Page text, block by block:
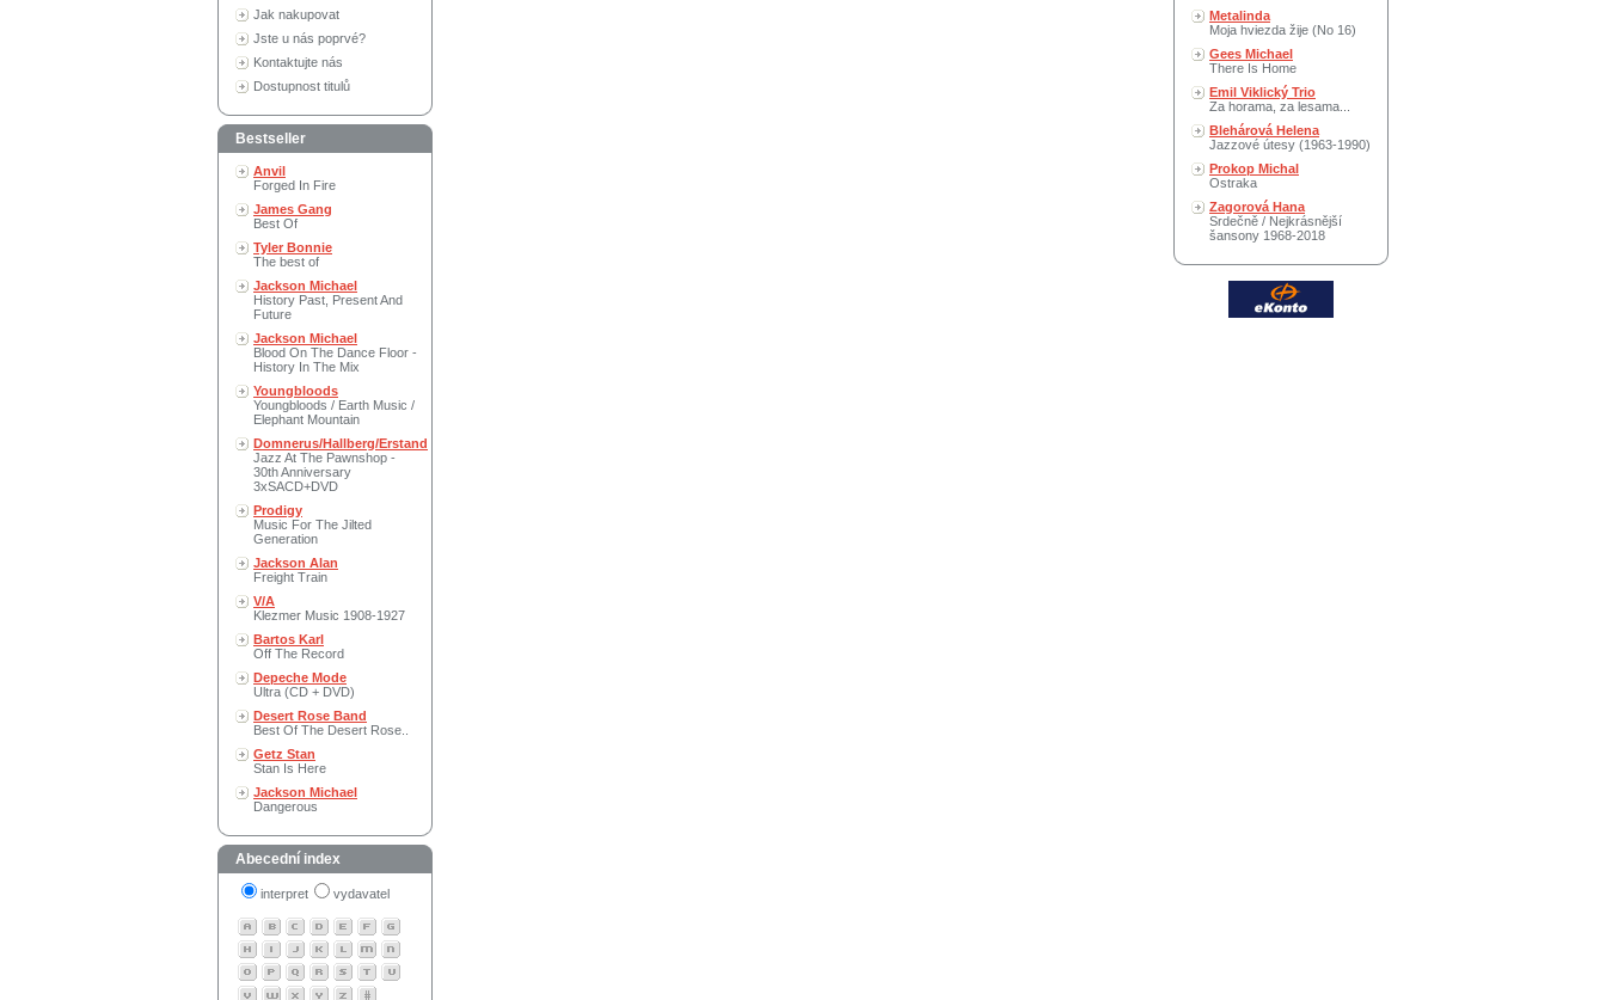
Jak nakupovat
Jste u nás poprvé?
Kontaktujte nás
Dostupnost titulů
Bestseller
Anvil
Forged In Fire
James Gang
Best Of
Tyler Bonnie
The best of
Jackson Michael
History Past, Present And
Future
Jackson Michael
Blood On The Dance Floor -
History In The Mix
Youngbloods
Youngbloods / Earth Music /
Elephant Mountain
Domnerus/Hallberg/Erstand
Jazz At The Pawnshop -
30th Anniversary
3xSACD+DVD
Prodigy
Music For The Jilted
Generation
Jackson Alan
Freight Train
V/A
Klezmer Music 1908-1927
Bartos Karl
Off The Record
Depeche Mode
Ultra (CD + DVD)
Desert Rose Band
Best Of The Desert Rose..
Getz Stan
Stan Is Here
Jackson Michael
Dangerous
Abecední index
interpret vydavatel
Metalinda
Moja hviezda žije (No 16)
Gees Michael
There Is Home
Emil Viklický Trio
Za horama, za lesama...
Blehárová Helena
Jazzové útesy (1963-1990)
Prokop Michal
Ostraka
Zagorová Hana
Srdečně / Nejkrásnější
šansony 1968-2018